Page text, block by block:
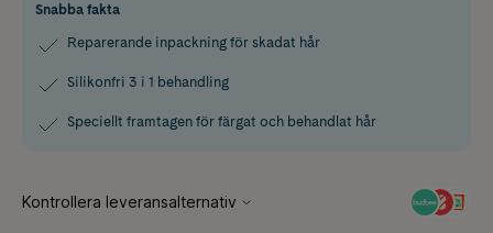
Snabba fakta
Reparerande inpackning för skadat hår
Silikonfri 3 i 1 behandling
Speciellt framtagen för färgat och behandlat hår